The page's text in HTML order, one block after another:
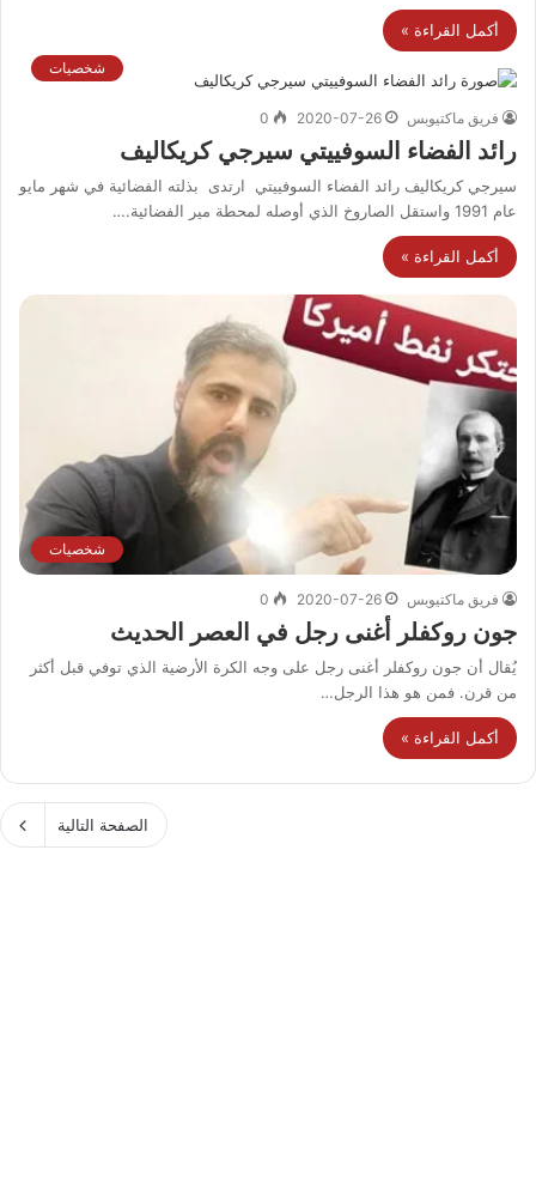
أكمل القراءة »
شخصيات
فريق ماكتيوبس 2020-07-26
0
رائد الفضاء السوفييتي سيرجي كريكاليف
سيرجي كريكاليف رائد الفضاء السوفييتي ارتدى بذلته الفضائية في شهر مايو
عام 1991 واستقل الصاروخ الذي أوصله لمحطة مير الفضائية.…
أكمل القراءة »
شخصيات
فريق ماكتيوبس 2020-07-26
0
جون روكفلر أغنى رجل في العصر الحديث
يُقال أن جون روكفلر أغنى رجل على وجه الكرة الأرضية الذي توفي قبل أكثر
من قرن. فمن هو هذا الرجل…
أكمل القراءة »
الصفحة التالية